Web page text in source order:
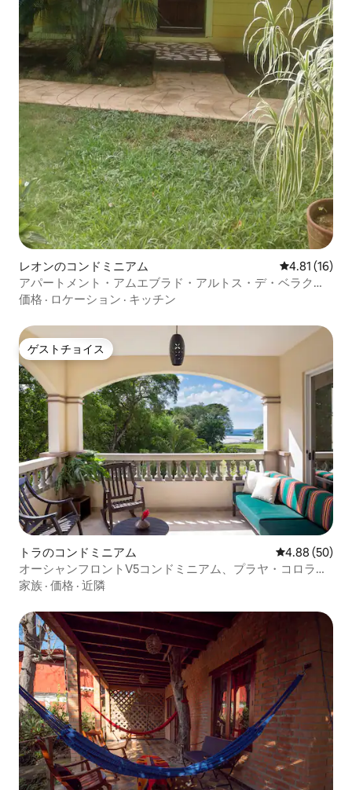
レオンのコンドミニアム レビュー16
4.81 (16)
アパートメント・アムエブラド・アルトス・デ・ベラクル
ス（AdeV）
価格 · ロケーション · キッチン
ゲストチョイス
ゲストチョイス
トラのコンドミニアム レビュー50
4.88 (50)
オーシャンフロントV5コンドミニアム、プラヤ・コロラド
ス
家族 · 価格 · 近隣